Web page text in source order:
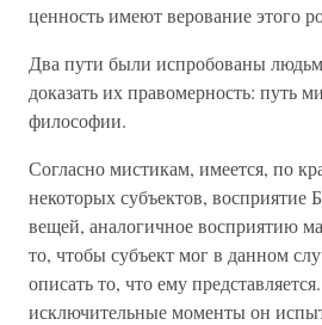
ценность имеют верование этого
Два пути были испробованы
доказать их правомерность: путь
философии.
Согласно мистикам, имеется, по
некоторых субъектов, восприятие
вещей, аналогичное восприятию
то, чтобы субъект мог в данном
описать то, что ему
исключительные моменты он